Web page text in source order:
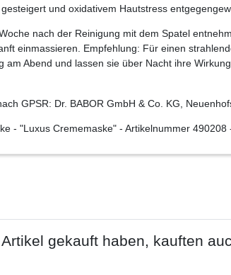
und oxidativem Hautstress
nach der Reinigung mit dem Spatel
einmassieren. Empfehlung: Für einen
am Abend und lassen sie über Nacht ihre
GPSR: Dr. BABOR GmbH & Co. KG,
- "Luxus Crememaske" - Artikelnummer 490208
gekauft haben, kauften